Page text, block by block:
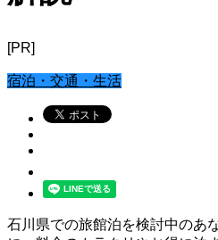
[PR]
宿泊・交通・生活
石川県での旅館泊を検討中のあ